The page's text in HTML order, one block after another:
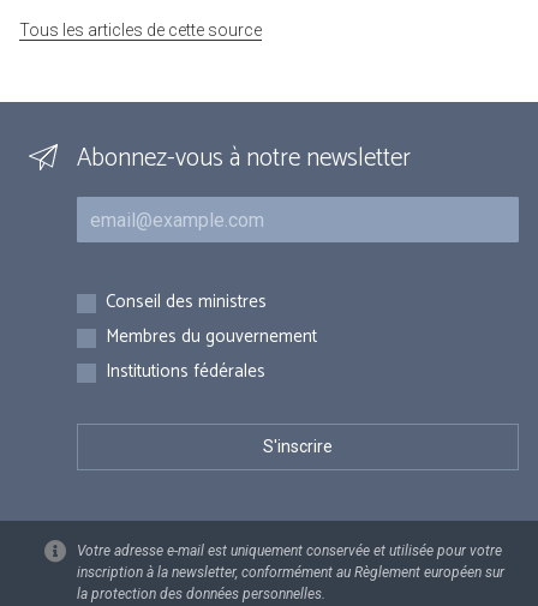
Tous les articles de cette source
Abonnez-vous à notre newsletter
Courriel
Inscriptions
Conseil des ministres
Membres du gouvernement
Institutions fédérales
Votre adresse e-mail est uniquement conservée et utilisée pour votre
inscription à la newsletter, conformément au Règlement européen sur
la protection des données personnelles.